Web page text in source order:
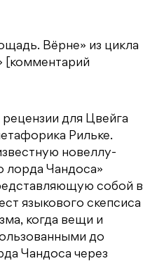
Вёрне» из цикла
[комментарий
для Цвейга
Рильке.
новеллу-
Чандоса»
собой в
языкового скепсиса
когда вещи и
до
Чандоса через